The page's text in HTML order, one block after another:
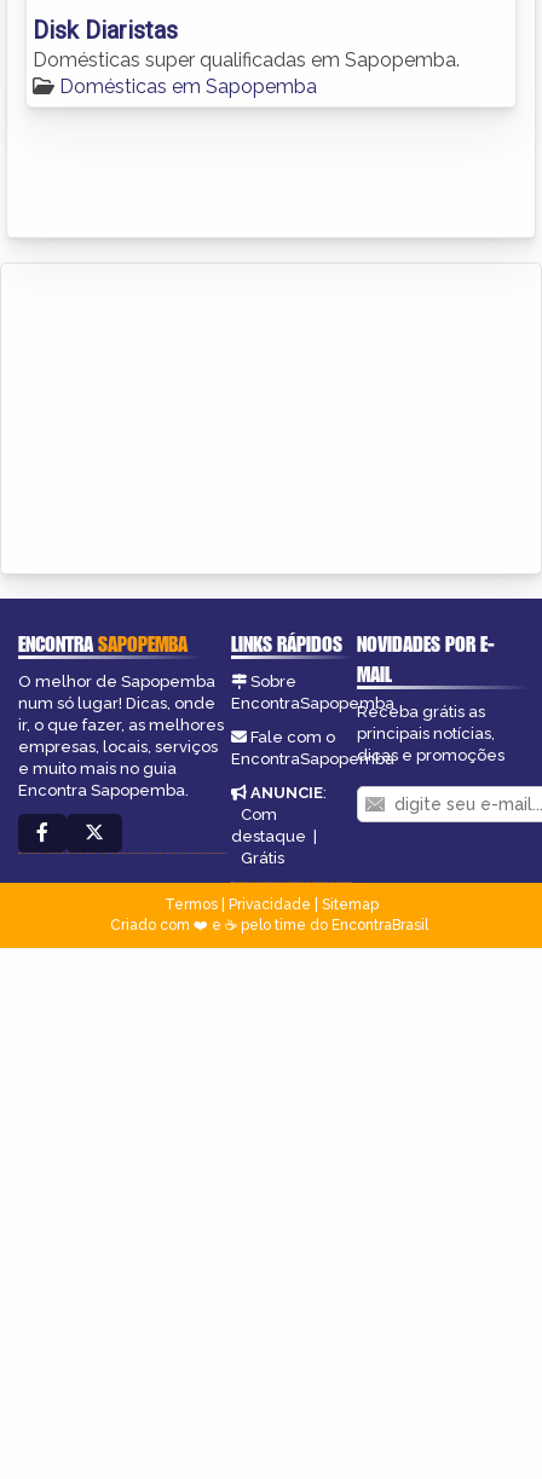
Disk Diaristas
Domésticas super qualificadas em Sapopemba.
Domésticas em Sapopemba
ENCONTRASAPOPEMBA
O melhor de Sapopemba
num só lugar! Dicas, onde
ir, o que fazer, as melhores
empresas, locais, serviços
e muito mais no guia
Encontra Sapopemba.
LINKS RÁPIDOS
Sobre
EncontraSapopemba
Fale com o
EncontraSapopemba
ANUNCIE:
Com
destaque |
Grátis
NOVIDADES POR E-
MAIL
Receba grátis as
principais notícias,
dicas e promoções
Termos| Privacidade
Sitemap
Criado com ❤️ e ☕ pelo time do EncontraBrasil